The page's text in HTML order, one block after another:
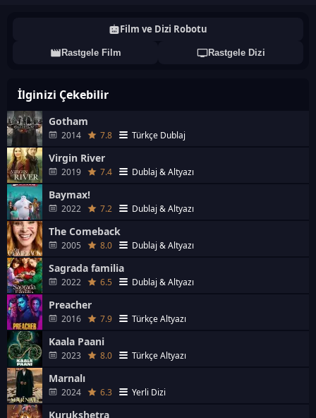
Film ve Dizi Robotu
Rastgele Film Rastgele Dizi
İlginizi Çekebilir
Gotham
2014 7.8 Türkçe Dublaj
Virgin River
2019 7.4 Dublaj & Altyazı
Baymax!
2022 7.2 Dublaj & Altyazı
The Comeback
2005 8.0 Dublaj & Altyazı
Sagrada familia
2022 6.5 Dublaj & Altyazı
Preacher
2016 7.9 Türkçe Altyazı
Kaala Paani
2023 8.0 Türkçe Altyazı
Marnalı
2024 6.3 Yerli Dizi
Kurukshetra